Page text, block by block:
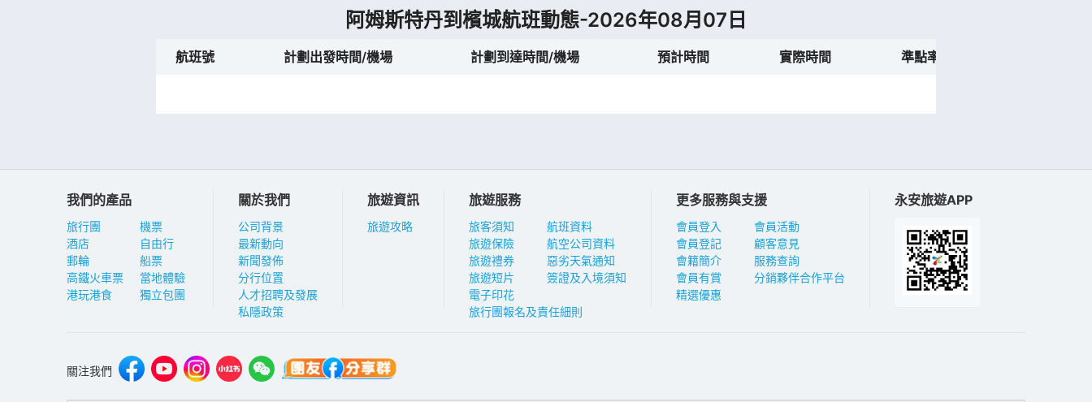
阿姆斯特丹到檳城航班動態-2026年08月07日
航班號 計劃出發時間/機場 計劃到達時間/機場 預計時間 實際時間 準點率預測
我們的產品
旅行團
酒店
郵輪
高鐵火車票
港玩港食
機票
自由行
船票
當地體驗
獨立包團
關於我們
公司背景
最新動向
新聞發佈
分行位置
人才招聘及發展
私隱政策
旅遊資訊
旅遊攻略
旅遊服務
旅客須知
旅遊保險
旅遊禮券
旅遊短片
電子印花
航班資料
航空公司資料
惡劣天氣通知
簽證及入境須知
旅行團報名及責任細則
更多服務與支援
會員登入
會員登記
會籍簡介
會員有賞
精選優惠
會員活動
顧客意見
服務查詢
分銷夥伴合作平台
永安旅遊APP
關注我們